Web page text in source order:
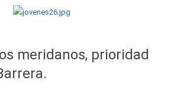
meridanos, prioridad